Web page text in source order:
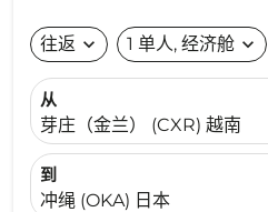
往返 expand_more 1 单人, 经济舱 expand_more
从
芽庄（金兰） (CXR) 越南
到
冲绳 (OKA) 日本